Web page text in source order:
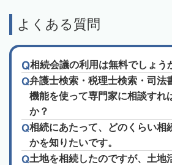
よくある質問
相続会議の利用は無料でしょう
弁護士検索・税理士検索・司法
機能を使って専門家に相談すれ
か？
相続にあたって、どのくらい相
かを知りたいです。
土地を相続したのですが、土地